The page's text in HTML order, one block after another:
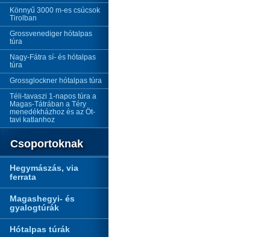
Könnyű 3000 m-es csúcsok
Tirolban
Grossvenediger hótalpas
túra
Nagy-Fátra sí- és hótalpas
túra
Grossglockner hótalpas túra
Téli-tavaszi 1-napos túra a
Magas-Tátrában a Téry
menedékházhoz és az Öt-
tavi katlanhoz
Csoportoknak
Hegymászás, via
ferrata
Magashegyi- és
gyalogtúrák
Hótalpas túrák